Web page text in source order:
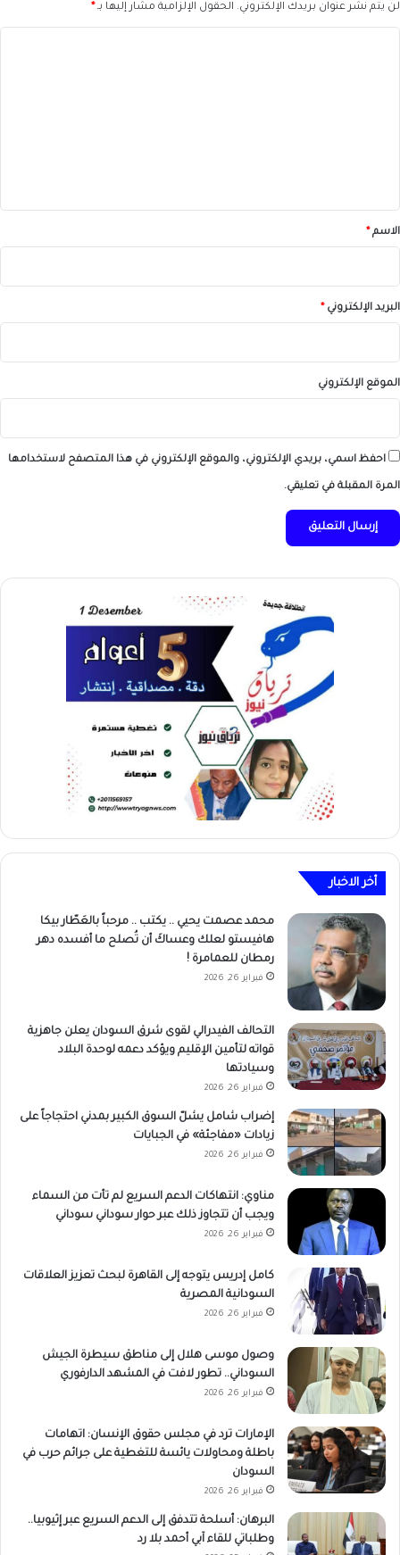
لن يتم نشر عنوان بريدك الإلكتروني. الحقول الإلزامية مشار إليها بـ*
*الاسم*
البريد الإلكتروني*
الموقع الإلكتروني
احفظ اسمي، بريدي الإلكتروني، والموقع الإلكتروني في هذا المتصفح لاستخدامها
المرة المقبلة في تعليقي.
أخر الاخبار
محمد عصمت يحيي .. يكتب .. مرحباً بالعَطّار بيكا
هافيستو لعلك وعساكَ أن تُصلح ما أفسده دهر
رمطان للعمامرة !
فبراير 26, 2026
التحالف الفيدرالي لقوى شرق السودان يعلن جاهزية
قواته لتأمين الإقليم ويؤكد دعمه لوحدة البلاد
وسيادتها
فبراير 26, 2026
إضراب شامل يشلّ السوق الكبير بمدني احتجاجاً على
زيادات «مفاجئة» في الجبايات
فبراير 26, 2026
مناوي: انتهاكات الدعم السريع لم تأت من السماء
ويجب أن تتجاوز ذلك عبر حوار سوداني سوداني
فبراير 26, 2026
كامل إدريس يتوجه إلى القاهرة لبحث تعزيز العلاقات
السودانية المصرية
فبراير 26, 2026
وصول موسى هلال إلى مناطق سيطرة الجيش
السوداني.. تطور لافت في المشهد الدارفوري
فبراير 26, 2026
الإمارات ترد في مجلس حقوق الإنسان: اتهامات
باطلة ومحاولات يائسة للتغطية على جرائم حرب في
السودان
فبراير 26, 2026
البرهان: أسلحة تتدفق إلى الدعم السريع عبر إثيوبيا..
وطلباتي للقاء آبي أحمد بلا رد